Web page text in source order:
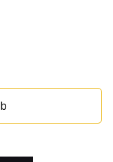
entspricht.
48
Company